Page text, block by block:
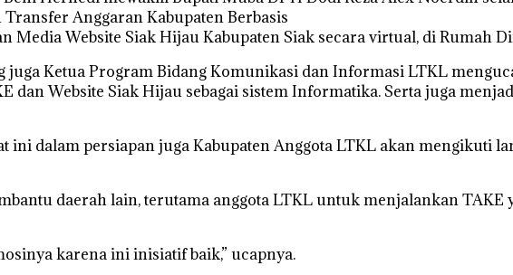
Anggaran Kabupaten Berbasis
Media Website Siak Hijau Kabupaten Siak secara virtual, di Rumah
juga Ketua Program Bidang Komunikasi dan Informasi LTKL
dan Website Siak Hijau sebagai sistem Informatika. Serta juga
dalam persiapan juga Kabupaten Anggota LTKL akan mengikuti
daerah lain, terutama anggota LTKL untuk menjalankan
karena ini inisiatif baik,” ucapnya.